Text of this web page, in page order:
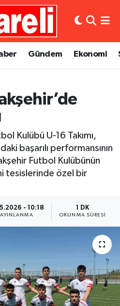
Gündem Ekonomi
Kulübü U-16 Takımı,
başarılı performansının
Futbol Kulübünün
tesislerinde özel bir
- 10:18 1 DK
OKUNMA SÜRESI
Haritası
ve Fikstür